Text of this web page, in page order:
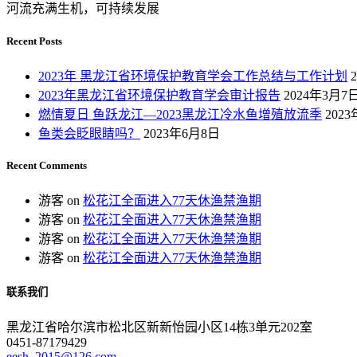
河流充满生机，可持续发展
Recent Posts
2023年 黑龙江省环境保护教育学会工作总结与工作计划
2023年黑龙江省环境保护教育学会审计报告 2024年3月7日
燃情夏日 鱼跃龙江—2023黑龙江冷水鱼增殖放流季 2023
鱼类会眨眼睛吗？
2023年6月8日
Recent Comments
游客 on 松花江全面进入77天休渔禁渔期
游客 on 松花江全面进入77天休渔禁渔期
游客 on 松花江全面进入77天休渔禁渔期
游客 on 松花江全面进入77天休渔禁渔期
联系我们
黑龙江省哈尔滨市松北区新新怡园小区14栋3单元202室
0451-87179429